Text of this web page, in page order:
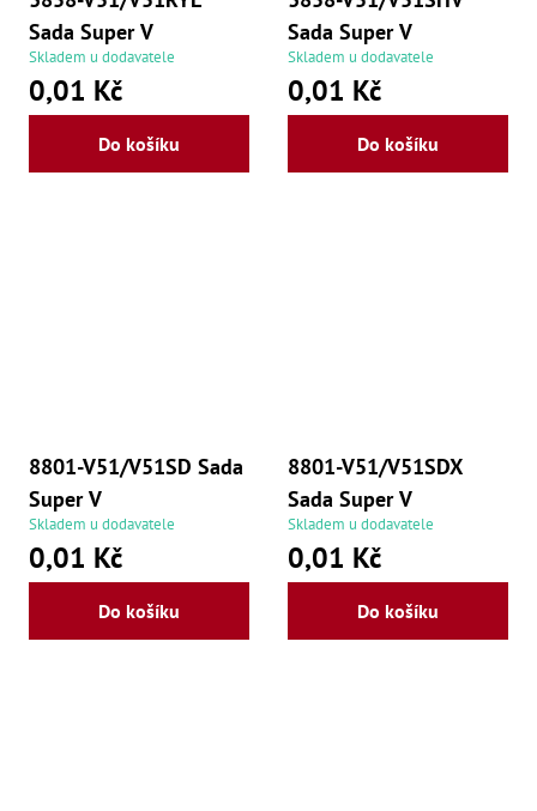
Sada Super V
Skladem u dodavatele
0,01 Kč
Do košíku
Sada Super V
Skladem u dodavatele
0,01 Kč
Do košíku
8801-V51/V51SD Sada
Super V
Skladem u dodavatele
0,01 Kč
Do košíku
8801-V51/V51SDX
Sada Super V
Skladem u dodavatele
0,01 Kč
Do košíku